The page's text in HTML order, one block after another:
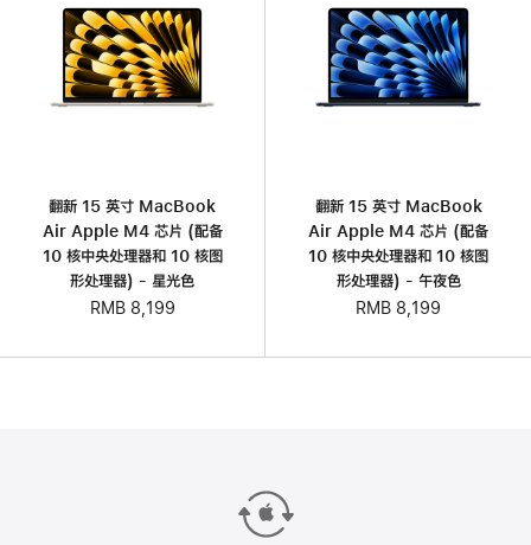
翻新 15 英寸 MacBook
Air Apple M4 芯片 (配备
10 核中央处理器和 10 核图
形处理器) - 星光色
RMB 8,199
翻新 15 英寸 MacBook
Air Apple M4 芯片 (配备
10 核中央处理器和 10 核图
形处理器) - 午夜色
RMB 8,199